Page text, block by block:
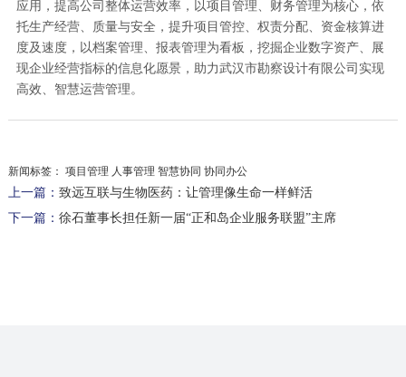
应用，提高公司整体运营效率，以项目管理、财务管理为核心，依
托生产经营、质量与安全，提升项目管控、权责分配、资金核算进
度及速度，以档案管理、报表管理为看板，挖掘企业数字资产、展
现企业经营指标的信息化愿景，助力武汉市勘察设计有限公司实现
高效、智慧运营管理。
新闻标签： 项目管理 人事管理 智慧协同 协同办公
上一篇： 致远互联与生物医药：让管理像生命一样鲜活
下一篇： 徐石董事长担任新一届“正和岛企业服务联盟”主席